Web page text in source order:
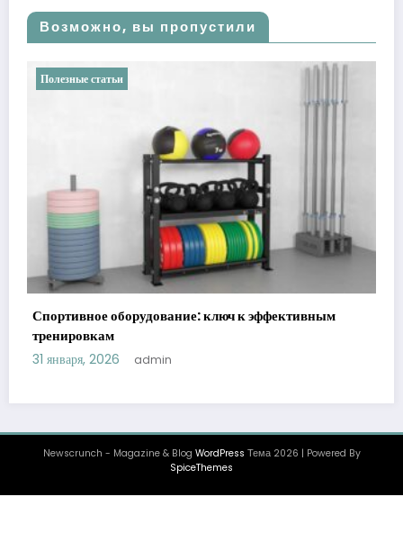
Возможно, вы пропустили
Полезные статьи
Уход за животными у ветеринара: виды,
преимущества и рекомендации
22 декабря, 2025
Newscrunch - Magazine & Blog WordPress Тема 2026 | Powered By
SpiceThemes